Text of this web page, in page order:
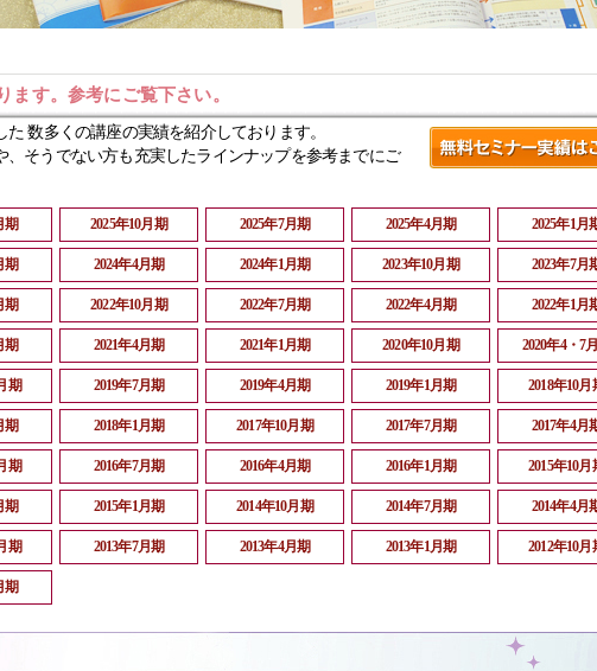
ます。参考にご覧下さい。
数多くの講座の実績を紹介しております。
、そうでない方も充実したラインナップを参考までにご
期 2025年10月期 2025年7月期 2025年4月期 2025年1月
期 2024年4月期 2024年1月期 2023年10月期 2023年7月
期 2022年10月期 2022年7月期 2022年4月期 2022年1月
期 2021年4月期 2021年1月期 2020年10月期 2020年4・7
期 2019年7月期 2019年4月期 2019年1月期 2018年10月
期 2018年1月期 2017年10月期 2017年7月期 2017年4月
期 2016年7月期 2016年4月期 2016年1月期 2015年10月
期 2015年1月期 2014年10月期 2014年7月期 2014年4月
期 2013年7月期 2013年4月期 2013年1月期 2012年10月
期